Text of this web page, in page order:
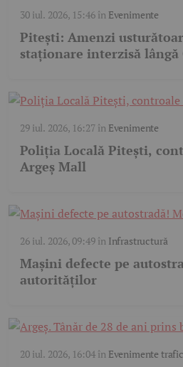
30 iul. 2026, 15:46în Evenimente
Pitești: Amenzi
staționare interzisă lângă
29 iul. 2026, 16:27în Evenimente
Poliția Locală Pitești,
Argeș Mall
26 iul. 2026, 09:49în Infrastructură
Mașini defecte pe
autorităților
20 iul. 2026, 16:04în Evenimente trafic